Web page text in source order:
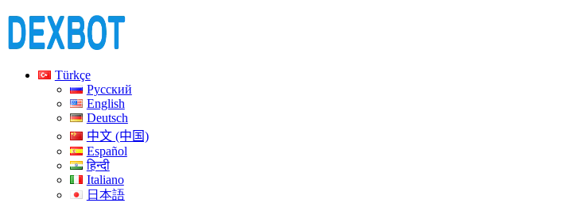
Türkçe
Русский
English
Deutsch
中文 (中国)
Español
हिन्दी
Italiano
日本語